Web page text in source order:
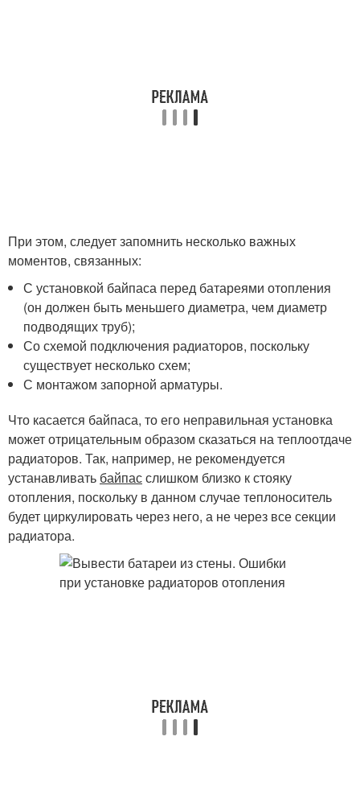
При этом, следует запомнить несколько важных
моментов, связанных:
С установкой байпаса перед батареями отопления
(он должен быть меньшего диаметра, чем диаметр
подводящих труб);
Со схемой подключения радиаторов, поскольку
существует несколько схем;
С монтажом запорной арматуры.
Что касается байпаса, то его неправильная установка
может отрицательным образом сказаться на теплоотдаче
радиаторов. Так, например, не рекомендуется
устанавливать байпасслишком близко к стояку
отопления, поскольку в данном случае теплоноситель
будет циркулировать через него, а не через все секции
радиатора.